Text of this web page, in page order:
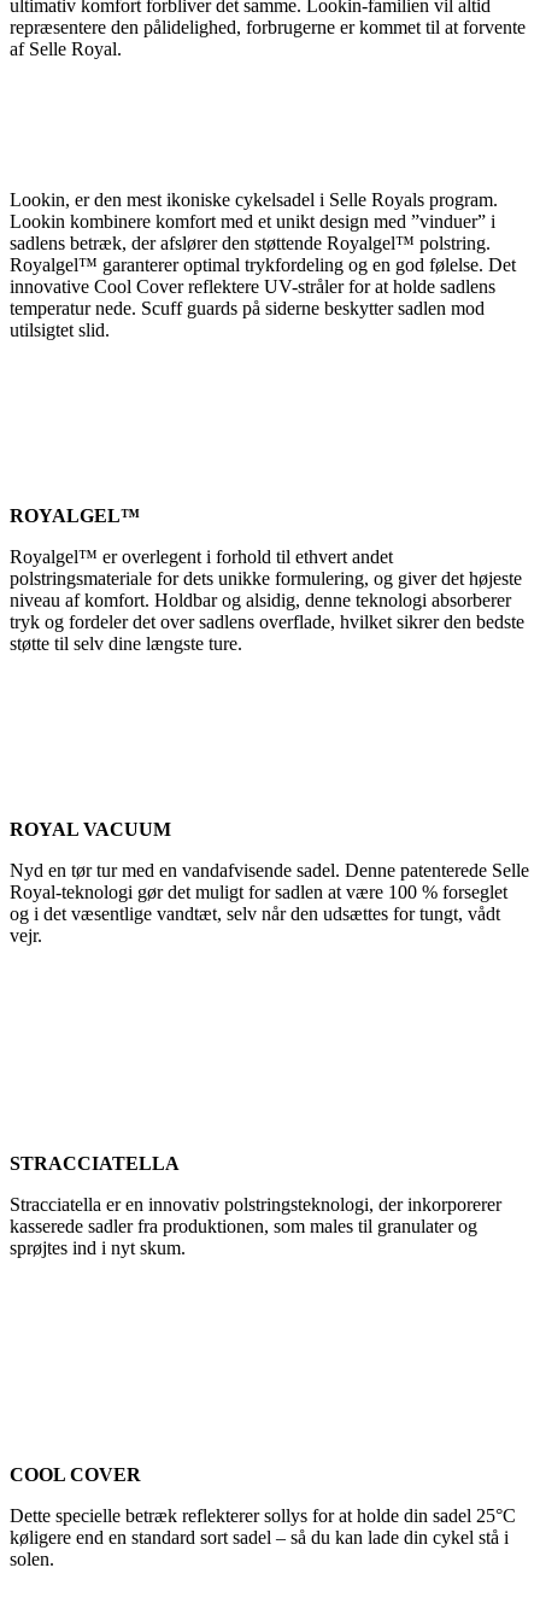
ultimativ komfort forbliver det samme. Lookin-familien vil altid
repræsentere den pålidelighed, forbrugerne er kommet til at forvente
af Selle Royal.
Lookin, er den mest ikoniske cykelsadel i Selle Royals program.
Lookin kombinere komfort med et unikt design med ”vinduer” i
sadlens betræk, der afslører den støttende Royalgel™ polstring.
Royalgel™ garanterer optimal trykfordeling og en god følelse. Det
innovative Cool Cover reflektere UV-stråler for at holde sadlens
temperatur nede. Scuff guards på siderne beskytter sadlen mod
utilsigtet slid.
ROYALGEL™
Royalgel™ er overlegent i forhold til ethvert andet
polstringsmateriale for dets unikke formulering, og giver det højeste
niveau af komfort. Holdbar og alsidig, denne teknologi absorberer
tryk og fordeler det over sadlens overflade, hvilket sikrer den bedste
støtte til selv dine længste ture.
ROYAL VACUUM
Nyd en tør tur med en vandafvisende sadel. Denne patenterede Selle
Royal-teknologi gør det muligt for sadlen at være 100 % forseglet
og i det væsentlige vandtæt, selv når den udsættes for tungt, vådt
vejr.
STRACCIATELLA
Stracciatella er en innovativ polstringsteknologi, der inkorporerer
kasserede sadler fra produktionen, som males til granulater og
sprøjtes ind i nyt skum.
COOL COVER
Dette specielle betræk reflekterer sollys for at holde din sadel 25°C
køligere end en standard sort sadel – så du kan lade din cykel stå i
solen.